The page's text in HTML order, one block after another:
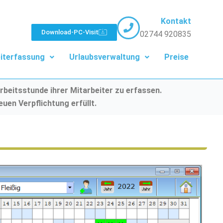
Download-PC-Visit
Kontakt
02744 920835
Urlaubsverwaltung Preise
ihrer Mitarbeiter zu erfassen.
Verpflichtung erfüllt.